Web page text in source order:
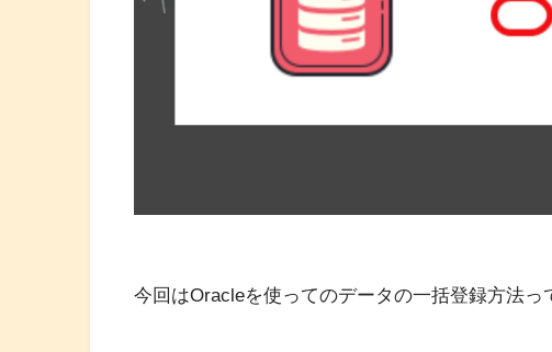
今回はOracleを使ってのデータの一括登録方法っ